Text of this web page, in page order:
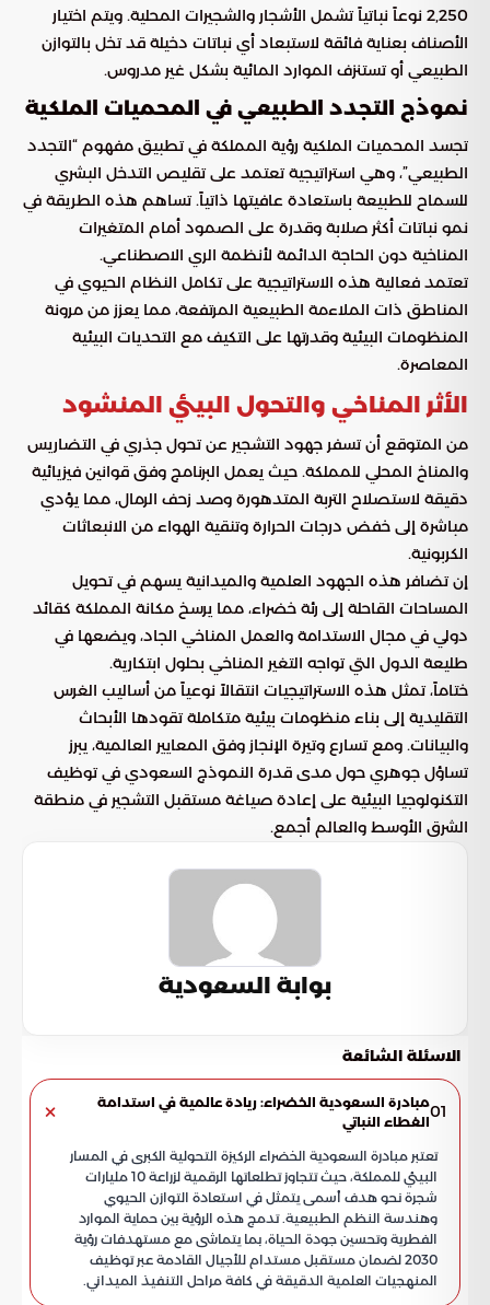
2,250 نوعاً نباتياً تشمل الأشجار والشجيرات المحلية. ويتم اختيار
الأصناف بعناية فائقة لاستبعاد أي نباتات دخيلة قد تخل بالتوازن
الطبيعي أو تستنزف الموارد المائية بشكل غير مدروس.
نموذج التجدد الطبيعي في المحميات الملكية
تجسد المحميات الملكية رؤية المملكة في تطبيق مفهوم “التجدد
الطبيعي”، وهي استراتيجية تعتمد على تقليص التدخل البشري
للسماح للطبيعة باستعادة عافيتها ذاتياً. تساهم هذه الطريقة في
نمو نباتات أكثر صلابة وقدرة على الصمود أمام المتغيرات
المناخية دون الحاجة الدائمة لأنظمة الري الاصطناعي.
تعتمد فعالية هذه الاستراتيجية على تكامل النظام الحيوي في
المناطق ذات الملاءمة الطبيعية المرتفعة، مما يعزز من مرونة
المنظومات البيئية وقدرتها على التكيف مع التحديات البيئية
المعاصرة.
الأثر المناخي والتحول البيئي المنشود
من المتوقع أن تسفر جهود التشجير عن تحول جذري في التضاريس
والمناخ المحلي للمملكة. حيث يعمل البرنامج وفق قوانين فيزيائية
دقيقة لاستصلاح التربة المتدهورة وصد زحف الرمال، مما يؤدي
مباشرة إلى خفض درجات الحرارة وتنقية الهواء من الانبعاثات
الكربونية.
إن تضافر هذه الجهود العلمية والميدانية يسهم في تحويل
المساحات القاحلة إلى رئة خضراء، مما يرسخ مكانة المملكة كقائد
دولي في مجال الاستدامة والعمل المناخي الجاد، ويضعها في
طليعة الدول التي تواجه التغير المناخي بحلول ابتكارية.
ختاماً، تمثل هذه الاستراتيجيات انتقالاً نوعياً من أساليب الغرس
التقليدية إلى بناء منظومات بيئية متكاملة تقودها الأبحاث
والبيانات. ومع تسارع وتيرة الإنجاز وفق المعايير العالمية، يبرز
تساؤل جوهري حول مدى قدرة النموذج السعودي في توظيف
التكنولوجيا البيئية على إعادة صياغة مستقبل التشجير في منطقة
الشرق الأوسط والعالم أجمع.
بوابة السعودية
الاسئلة الشائعة
01مبادرة السعودية الخضراء: ريادة عالمية في استدامة
الغطاء النباتي
تعتبر مبادرة السعودية الخضراء الركيزة التحولية الكبرى في المسار
البيئي للمملكة، حيث تتجاوز تطلعاتها الرقمية لزراعة 10 مليارات
شجرة نحو هدف أسمى يتمثل في استعادة التوازن الحيوي
وهندسة النظم الطبيعية. تدمج هذه الرؤية بين حماية الموارد
الفطرية وتحسين جودة الحياة، بما يتماشى مع مستهدفات رؤية
2030 لضمان مستقبل مستدام للأجيال القادمة عبر توظيف
المنهجيات العلمية الدقيقة في كافة مراحل التنفيذ الميداني.